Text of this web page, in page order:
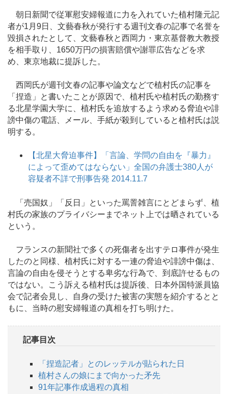
朝日新聞で従軍慰安婦報道に力を入れていた植村隆元記
者が1月9日、文藝春秋が発行する週刊文春の記事で名誉を
毀損されたとして、文藝春秋と西岡力・東京基督教大教授
を相手取り、1650万円の損害賠償や謝罪広告などを求
め、東京地裁に提訴した。
西岡氏が週刊文春の記事や論文などで植村氏の記事を
「捏造」と書いたことが原因で、植村氏や植村氏の勤務す
る北星学園大学に、植村氏を追放するよう求める脅迫や誹
謗中傷の電話、メール、手紙が殺到していると植村氏は説
明する。
【北星大脅迫事件】「言論、学問の自由を『暴力』
によって歪めてはならない」全国の弁護士380人が
容疑者不詳で刑事告発 2014.11.7
「売国奴」「反日」といった罵詈雑言にとどまらず、植
村氏の家族のプライバシーまでネット上では晒されている
という。
フランスの新聞社で多くの死傷者を出すテロ事件が発生
したのと同様、植村氏に対する一連の脅迫や誹謗中傷は、
言論の自由を侵そうとする卑劣な行為で、到底許せるもの
ではない。こう訴える植村氏は提訴後、日本外国特派員協
会で記者会見し、自身の受けた被害の実態を紹介するとと
もに、当時の慰安婦報道の真相を打ち明けた。
記事目次
「捏造記者」とのレッテルが貼られた日
植村さんの娘にまで向かった矛先
91年記事作成過程の真相